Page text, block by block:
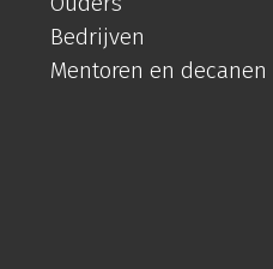
Bedrijven
Mentoren en decanen